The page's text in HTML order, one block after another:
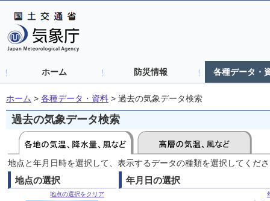
ホーム 防災情報 各種データ・
ホーム > 各種データ・資料 > 過去の気象データ検索
過去の気象データ検索
地点と年月日時を選択して、表示するデータの種類を選択してくだ
地点の選択
地点の選択をクリア
年月日の選択